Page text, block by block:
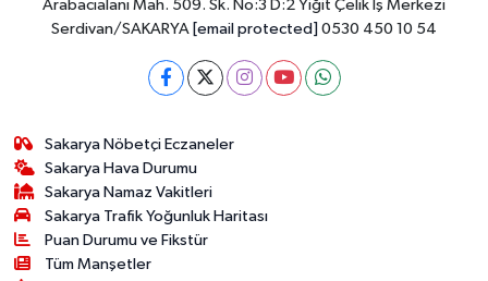
Arabacıalanı Mah. 509. Sk. No:3 D:2 Yiğit Çelik İş Merkezi
Serdivan/SAKARYA [email protected] 0530 450 10 54
Sakarya Nöbetçi Eczaneler
Sakarya Hava Durumu
Sakarya Namaz Vakitleri
Sakarya Trafik Yoğunluk Haritası
Puan Durumu ve Fikstür
Tüm Manşetler